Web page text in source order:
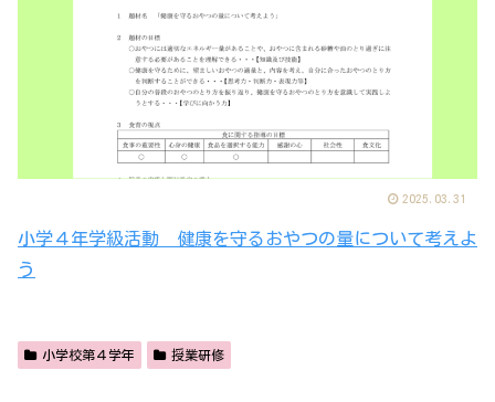
2025.03.31
小学４年学級活動 健康を守るおやつの量について考えよ
う
小学校第４学年 授業研修